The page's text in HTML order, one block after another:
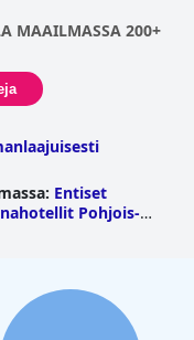
Mark Cunliffe-Lister,
äitinsä, veljensä ja
17. päivänä 2000
Masham) menivät
Swintoniin
2001
MAAILMASSA 200+
: Entiset
Pohjois-